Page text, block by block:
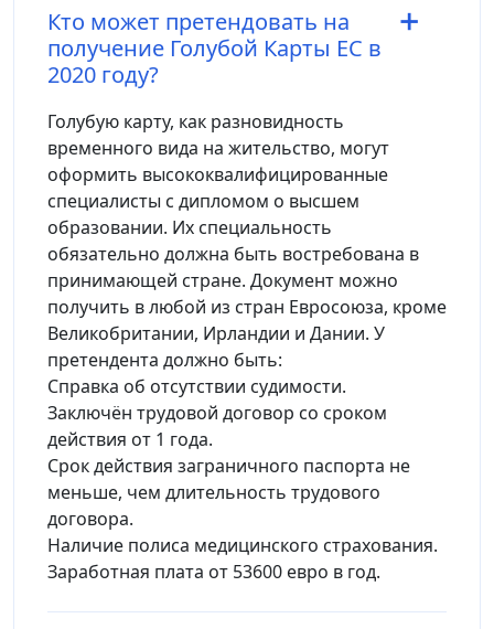
Кто может претендовать на
получение Голубой Карты ЕС в
2020 году?
Голубую карту, как разновидность
временного вида на жительство, могут
оформить высококвалифицированные
специалисты с дипломом о высшем
образовании. Их специальность
обязательно должна быть востребована в
принимающей стране. Документ можно
получить в любой из стран Евросоюза, кроме
Великобритании, Ирландии и Дании. У
претендента должно быть:
Справка об отсутствии судимости.
Заключён трудовой договор со сроком
действия от 1 года.
Срок действия заграничного паспорта не
меньше, чем длительность трудового
договора.
Наличие полиса медицинского страхования.
Заработная плата от 53600 евро в год.